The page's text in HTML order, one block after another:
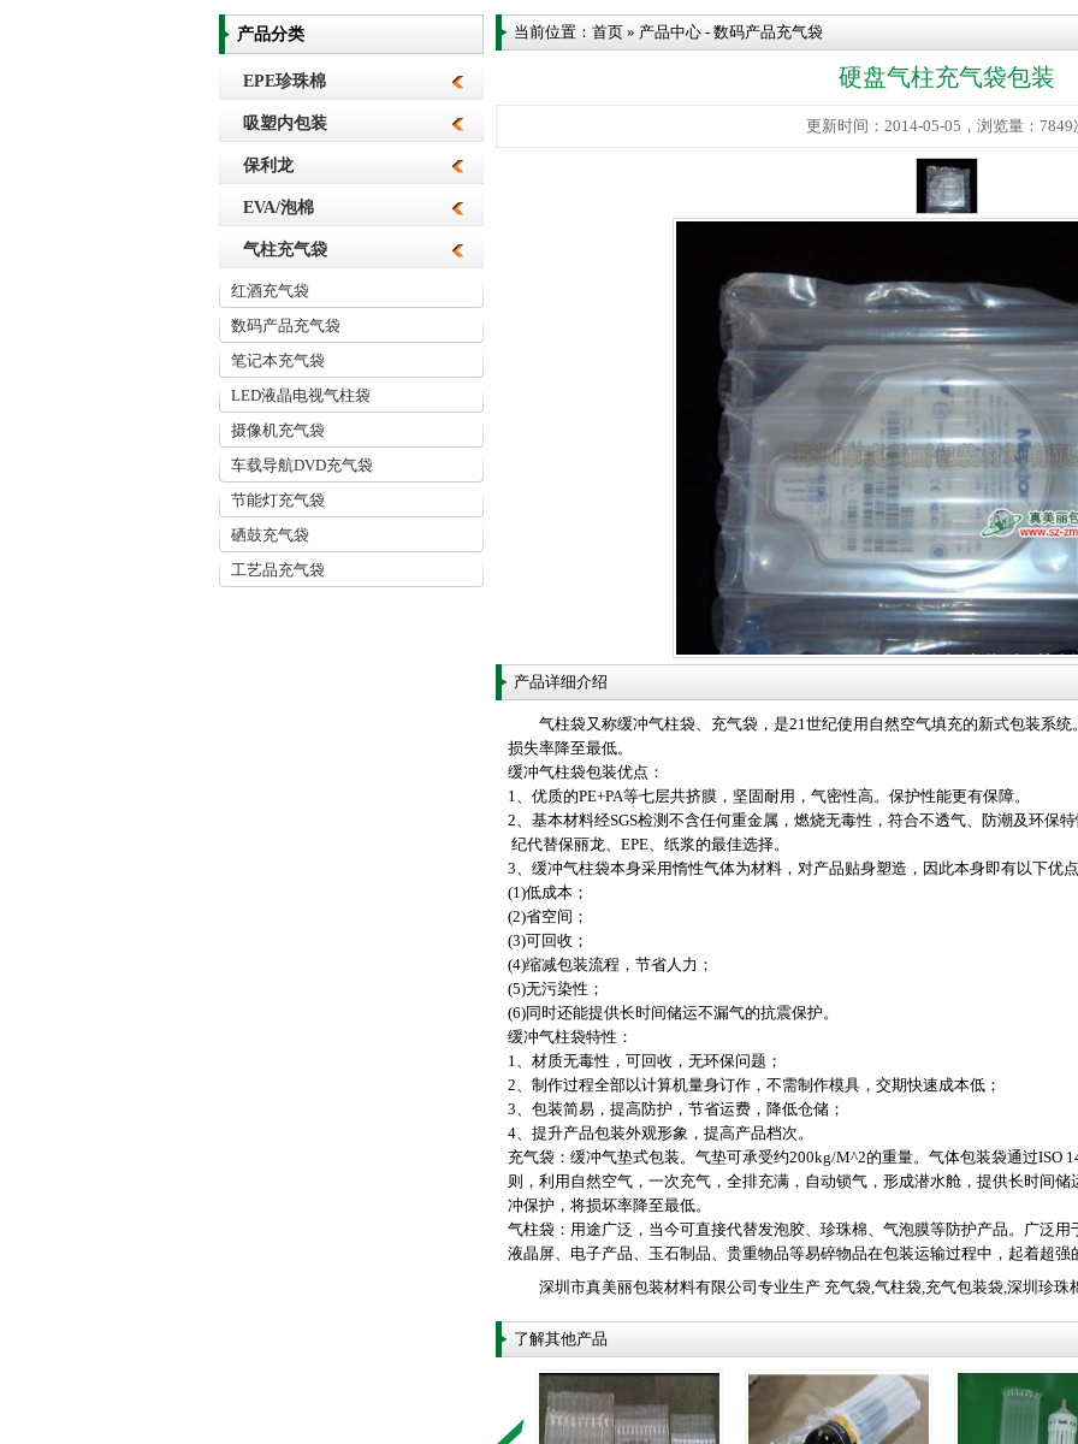
产品分类
EPE珍珠棉
吸塑内包装
保利龙
EVA/泡棉
气柱充气袋
红酒充气袋
数码产品充气袋
笔记本充气袋
LED液晶电视气柱袋
摄像机充气袋
车载导航DVD充气袋
节能灯充气袋
硒鼓充气袋
工艺品充气袋
当前位置： 首页 » 产品中心 - 数码产品充气袋
硬盘气柱充气袋包装
更新时间：2014-05-05，浏览量：7849
产品详细介绍
气柱袋又称缓冲气柱袋、充气袋，是21世纪使用自然空气填充的新式包装系
损失率降至最低。
缓冲气柱袋包装优点：
1、优质的PE+PA等七层共挤膜，坚固耐用，气密性高。保护性能更有保障。
2、基本材料经SGS检测不含任何重金属，燃烧无毒性，符合不透气、防潮及环保
纪代替保丽龙、EPE、纸浆的最佳选择。
3、缓冲气柱袋本身采用惰性气体为材料，对产品贴身塑造，因此本身即有以下
(1)低成本；
(2)省空间；
(3)可回收；
(4)缩减包装流程，节省人力；
(5)无污染性；
(6)同时还能提供长时间储运不漏气的抗震保护。
缓冲气柱袋特性：
1、材质无毒性，可回收，无环保问题；
2、制作过程全部以计算机量身订作，不需制作模具，交期快速成本低；
3、包装简易，提高防护，节省运费，降低仓储；
4、提升产品包装外观形象，提高产品档次。
充气袋：缓冲气垫式包装。气垫可承受约200kg/M^2的重量。气体包装袋通过ISO
则，利用自然空气，一次充气，全排充满，自动锁气，形成潜水舱，提供长时间
冲保护，将损坏率降至最低。
气柱袋：用途广泛，当今可直接代替发泡胶、珍珠棉、气泡膜等防护产品。广泛
液晶屏、电子产品、玉石制品、贵重物品等易碎物品在包装运输过程中，起着超强
深圳市真美丽包装材料有限公司专业生产 充气袋,气柱袋,充气包装袋,深圳珍珠
了解其他产品